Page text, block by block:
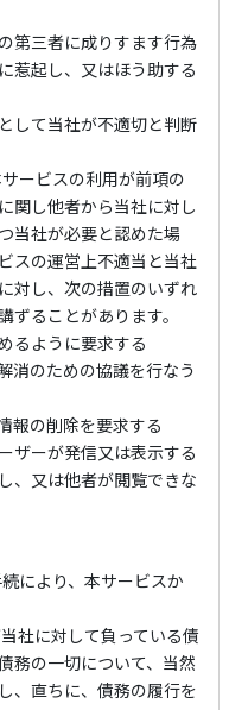
第三者に成りすます行為
惹起し、又はほう助する
して当社が不適切と判断
ービスの利用が前項の
関し他者から当社に対し
当社が必要と認めた場
スの運営上不適当と当社
対し、次の措置のいずれ
ることがあります。
るように要求する
消のための協議を行なう
報の削除を要求する
ザーが発信又は表示する
、又は他者が閲覧できな
により、本サービスか
社に対して負っている債
務の一切について、当然
、直ちに、債務の履行を